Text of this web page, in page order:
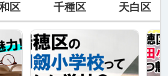
区 千種区 天白区